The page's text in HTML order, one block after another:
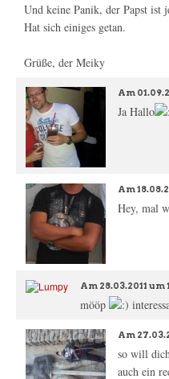
Und keine Panik, der Papst ist
Hat sich einiges getan.
Grüße, der Meiky
Am
Ja Hallo
Am
Hey, mal
Am 28.03.2011
mööp
Am
so will
auch ein